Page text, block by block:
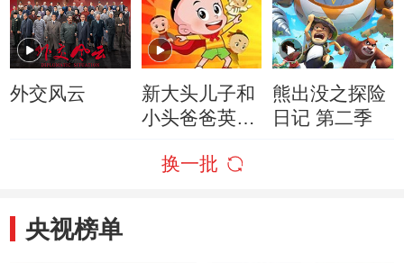
外交风云
新大头儿子和
小头爸爸英雄
熊出没之探险
日记 第二季
换一批
央视榜单